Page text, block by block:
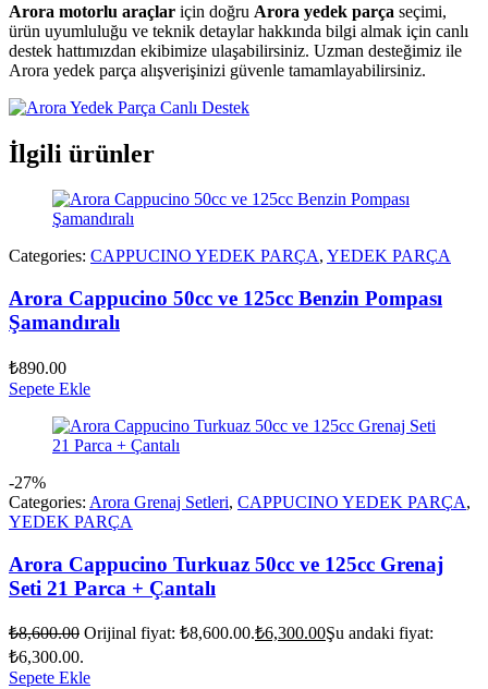
Arora motorlu araçlar için doğru Arora yedek parça seçimi,
ürün uyumluluğu ve teknik detaylar hakkında bilgi almak için canlı
destek hattımızdan ekibimize ulaşabilirsiniz. Uzman desteğimiz ile
Arora yedek parça alışverişinizi güvenle tamamlayabilirsiniz.
İlgili ürünler
Categories: CAPPUCINO YEDEK PARÇA, YEDEK PARÇA
Arora Cappucino 50cc ve 125cc Benzin Pompası
Şamandıralı
₺890.00
Sepete Ekle
-27%
Categories: Arora Grenaj Setleri, CAPPUCINO YEDEK PARÇA,
YEDEK PARÇA
Arora Cappucino Turkuaz 50cc ve 125cc Grenaj
Seti 21 Parca + Çantalı
₺8,600.00 Orijinal fiyat: ₺8,600.00.₺6,300.00Şu andaki fiyat:
₺6,300.00.
Sepete Ekle